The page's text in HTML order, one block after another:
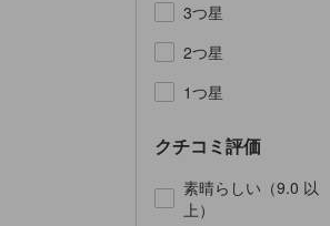
3つ星
2つ星
1つ星
クチコミ評価
素晴らしい（9.0 以
上）